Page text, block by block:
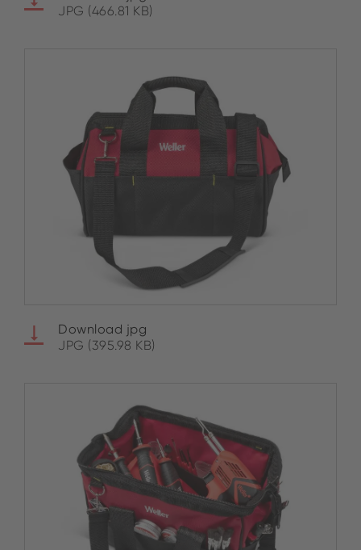
JPG (466.81 KB)
Download jpg
JPG (395.98 KB)